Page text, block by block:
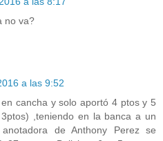
no va?
a las 9:52
cancha y solo aportó 4 ptos y 5
,teniendo en la banca a un
de Anthony Perez se